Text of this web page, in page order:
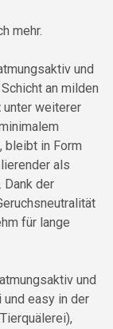
mehr.
und
an milden
unter weiterer
bleibt in Form
als
. Dank der
für lange
und
easy in der